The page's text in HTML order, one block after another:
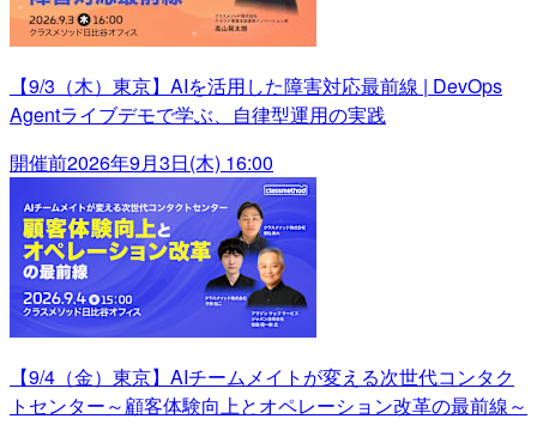
【9/3（木）東京】AIを活用した障害対応最前線 | DevOps
Agentライブデモで学ぶ、自律型運用の実践
開催前2026年9月3日(木) 16:00
【9/4（金）東京】AIチームメイトが変える次世代コンタク
トセンター～顧客体験向上とオペレーション改革の最前線～